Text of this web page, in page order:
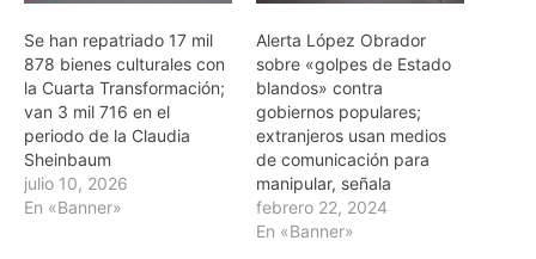
Se han repatriado 17 mil
878 bienes culturales con
la Cuarta Transformación;
van 3 mil 716 en el
periodo de la Claudia
Sheinbaum
julio 10, 2026
En «Banner»
Alerta López Obrador
sobre «golpes de Estado
blandos» contra
gobiernos populares;
extranjeros usan medios
de comunicación para
manipular, señala
febrero 22, 2024
En «Banner»